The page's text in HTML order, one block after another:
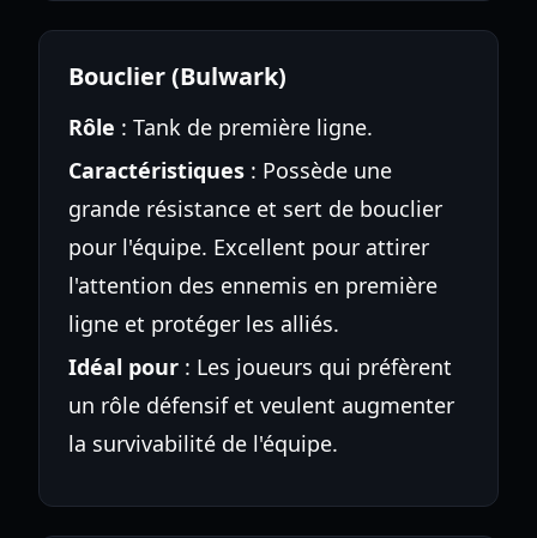
Bouclier (Bulwark)
Rôle : Tank de première ligne.
Caractéristiques : Possède une
grande résistance et sert de bouclier
pour l'équipe. Excellent pour attirer
l'attention des ennemis en première
ligne et protéger les alliés.
Idéal pour : Les joueurs qui préfèrent
un rôle défensif et veulent augmenter
la survivabilité de l'équipe.